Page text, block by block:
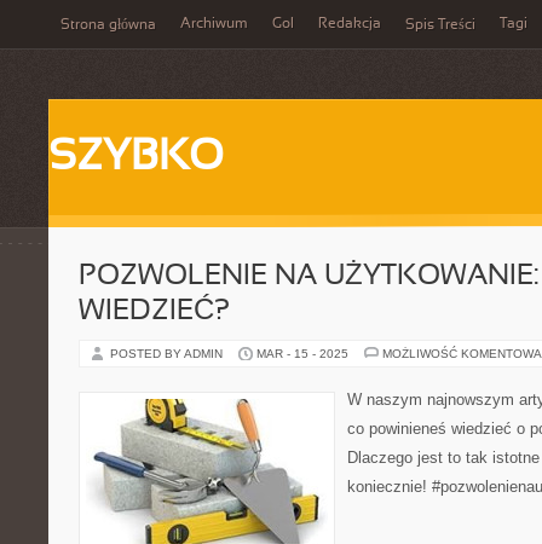
Strona główna Archiwum Gol Redakcja Spis Treści Tagi
SZYBKO
POZWOLENIE NA
WIEDZIEĆ?
POSTED BY ADMIN MAR - 15 - 2025 MOŻLIWOŚĆ
W naszym najnowszym
co powinieneś wiedzieć o
Dlaczego jest to tak
koniecznie!